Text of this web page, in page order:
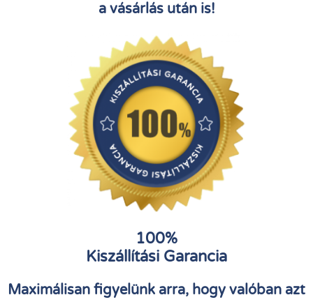
a vásárlás után is!
100%
Kiszállítási Garancia
Maximálisan figyelünk arra, hogy valóban azt